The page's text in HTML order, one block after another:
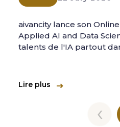
aivancity lance son
Applied AI and Data
talents de l'IA partout
Lire plus
‹